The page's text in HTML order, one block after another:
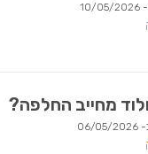
10/05/2026
מחייב החלפה?
06/05/2026